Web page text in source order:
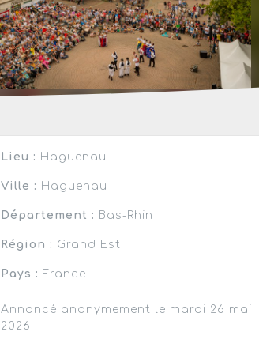
Lieu : Haguenau
Ville : Haguenau
Département : Bas-Rhin
Région : Grand Est
Pays : France
Annoncé anonymement le mardi 26 mai
2026